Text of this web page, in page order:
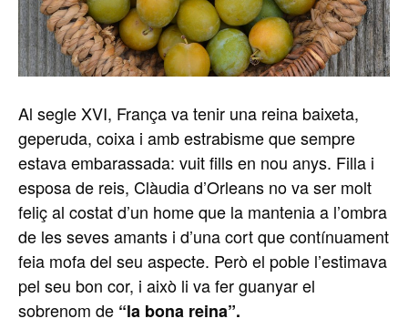
Al segle XVI, França va tenir una reina baixeta,
geperuda, coixa i amb estrabisme que sempre
estava embarassada: vuit fills en nou anys. Filla i
esposa de reis, Clàudia d’Orleans no va ser molt
feliç al costat d’un home que la mantenia a l’ombra
de les seves amants i d’una cort que contínuament
feia mofa del seu aspecte. Però el poble l’estimava
pel seu bon cor, i això li va fer guanyar el
sobrenom de “la bona reina”.